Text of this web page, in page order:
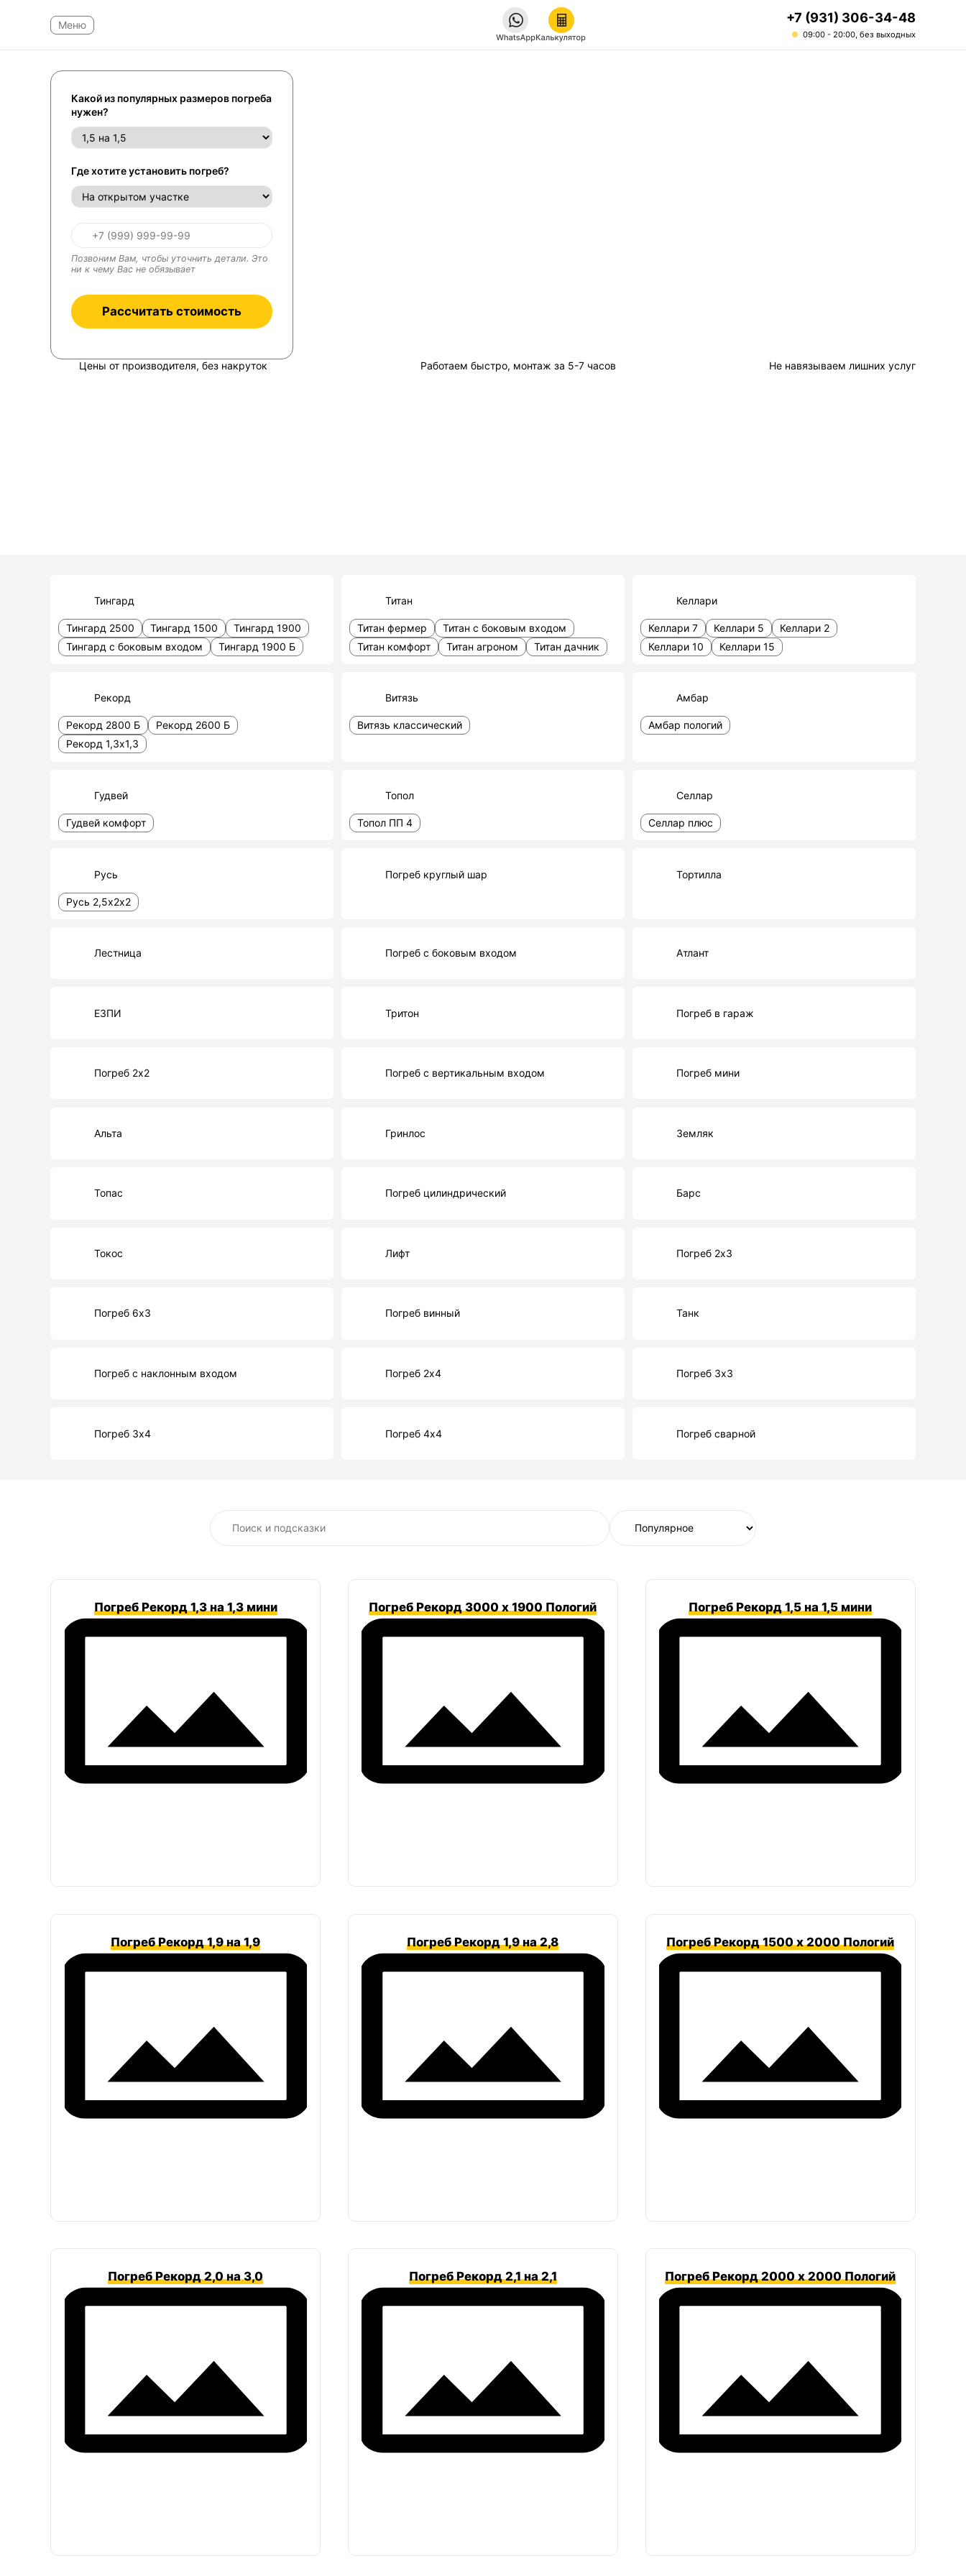
+7 (931) 306-34-48
09:00 - 20:00, без выходных
Какой из популярных размеров погреба
нужен?
Где хотите установить погреб?
Позвоним Вам, чтобы уточнить детали. Это
ни к чему Вас не обязывает
Рассчитать стоимость
Цены от производителя, без накруток Работаем быстро, монтаж за 5-7 часов Не навязываем лишних услуг
Тингард
Тингард 2500 Тингард 1500
Тингард 1900
Тингард с боковым входом
Тингард 1900 Б
Титан
Титан фермер
Титан с боковым входом
Титан комфорт
Титан агроном Титан дачник
Келлари
Келлари 7 Келлари 5
Келлари 2
Келлари 10
Келлари 15
Рекорд
Рекорд 2800 Б
Рекорд 2600 Б
Рекорд 1,3х1,3
Витязь
Витязь классический
Амбар
Амбар пологий
Гудвей
Гудвей комфорт
Топол
Топол ПП 4
Селлар
Селлар плюс
Русь
Русь 2,5х2х2
Погреб круглый шар Тортилла
Лестница Погреб с боковым входом Атлант
ЕЗПИ Тритон Погреб в гараж
Погреб 2х2 Погреб с вертикальным входом Погреб мини
Альта Гринлос Земляк
Топас Погреб цилиндрический Барс
Токос Лифт Погреб 2х3
Погреб 6х3 Погреб винный Танк
Погреб с наклонным входом Погреб 2х4 Погреб 3х3
Погреб 3х4 Погреб 4х4 Погреб сварной
Пoгpeб Рекорд 1,3 на 1,3 мини Погреб Рекорд 3000 х 1900 Пологий Погреб Рекорд 1,5 на 1,5 мини
Погреб Рекорд 1,9 на 1,9 Погреб Рекорд 1,9 на 2,8 Погреб Рекорд 1500 х 2000 Пологий
Погреб Рекорд 2,0 на 3,0 Погреб Рекорд 2,1 на 2,1 Погреб Рекорд 2000 х 2000 Пологий